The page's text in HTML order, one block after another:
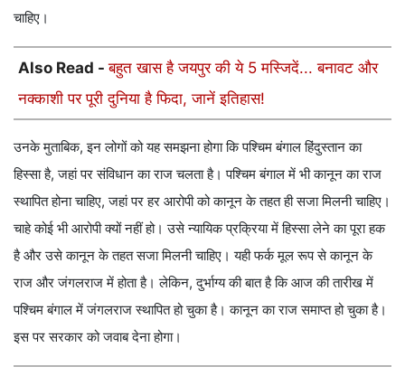
चाहिए।
Also Read -बहुत खास है जयपुर की ये 5 मस्जिदें... बनावट और
नक्काशी पर पूरी दुनिया है फिदा, जानें इतिहास!
उनके मुताबिक, इन लोगों को यह समझना होगा कि पश्चिम बंगाल हिंदुस्तान का
हिस्सा है, जहां पर संविधान का राज चलता है। पश्चिम बंगाल में भी कानून का राज
स्थापित होना चाहिए, जहां पर हर आरोपी को कानून के तहत ही सजा मिलनी चाहिए।
चाहे कोई भी आरोपी क्यों नहीं हो। उसे न्यायिक प्रक्रिया में हिस्सा लेने का पूरा हक
है और उसे कानून के तहत सजा मिलनी चाहिए। यही फर्क मूल रूप से कानून के
राज और जंगलराज में होता है। लेकिन, दुर्भाग्य की बात है कि आज की तारीख में
पश्चिम बंगाल में जंगलराज स्थापित हो चुका है। कानून का राज समाप्त हो चुका है।
इस पर सरकार को जवाब देना होगा।